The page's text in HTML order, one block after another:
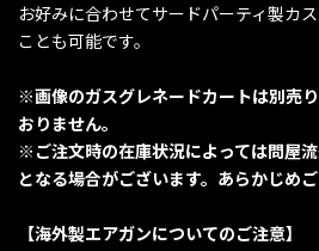
お好みに合わせてサードパーティ製カ
ことも可能です。
※画像のガスグレネードカートは別売
おりません。
※ご注文時の在庫状況によっては問屋
となる場合がございます。あらかじめご
【海外製エアガンについてのご注意】